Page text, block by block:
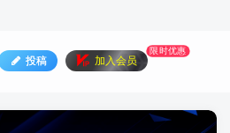
投稿 加入会员
限时优惠